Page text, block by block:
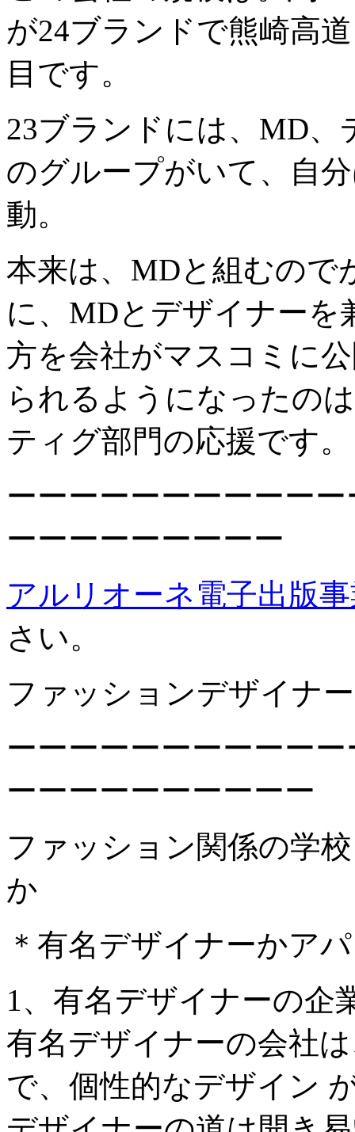
が24ブランドで熊崎高
目です。
23ブランドには、MD、
のグループがいて、自
動。
本来は、MDと組むので
に、MDとデザイナーを
方を会社がマスコミに
られるようになったの
ティグ部門の応援です。
ーーーーーーーーーー
ーーーーーーーーー
アルリオーネ電子出版
さい。
ファッションデザイナ
ーーーーーーーーーー
ーーーーーーーーーー
ファッション関係の学
か
＊有名デザイナーかア
1、有名デザイナーの企
有名デザイナーの会社
で、個性的なデザイン